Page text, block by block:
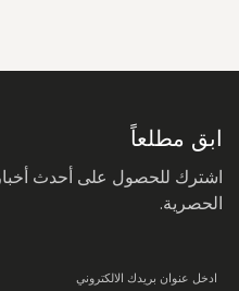
ابق مطلعاً
اشترك للحصول على أحدث
الحصرية.